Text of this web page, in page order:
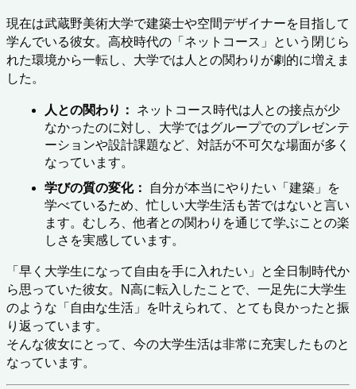
現在は武蔵野美術大学で建築士や空間デザイナーを目指して
学んでいる彼女。高校時代の「ネットコース」という閉じら
れた環境から一転し、大学では人との関わりが劇的に増えま
した。
人との関わり：
ネットコース時代は人との接点が少
なかったのに対し、大学ではグループでのプレゼンテ
ーションや設計課題など、対話が不可欠な場面が多く
なっています。
学びの質の変化：
自分が本当にやりたい「建築」を
学べているため、忙しい大学生活も苦ではないと言い
ます。むしろ、他者との関わりを通じて学ぶことの楽
しさを実感しています。
「早く大学生になって自由を手に入れたい」と全日制時代か
ら思っていた彼女。N高に転入したことで、一足先に大学生
のような「自由な生活」を叶えられて、とても良かったと振
り返っています。
そんな彼女にとって、今の大学生活は非常に充実したものと
なっています。